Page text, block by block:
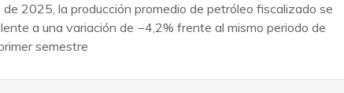
2025, la producción promedio de petróleo fiscalizado se
a una variación de −4,2% frente al mismo periodo de
semestre